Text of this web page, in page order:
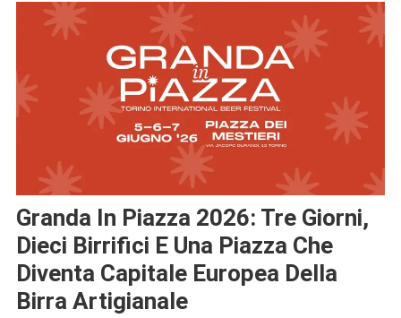
Granda In Piazza 2026: Tre Giorni,
Dieci Birrifici E Una Piazza Che
Diventa Capitale Europea Della
Birra Artigianale